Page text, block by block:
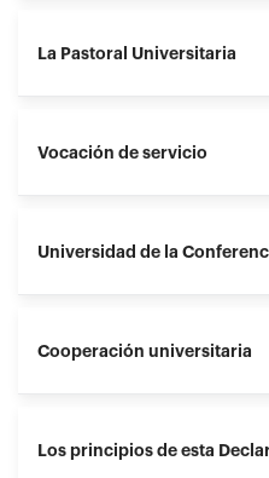
La Pastoral Universitaria
Vocación de servicio
Universidad de la
Cooperación universitaria
Los principios de esta